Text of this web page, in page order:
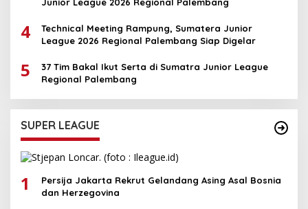
4
Technical Meeting Rampung, Sumatera Junior
League 2026 Regional Palembang Siap Digelar
5
37 Tim Bakal Ikut Serta di Sumatra Junior League
Regional Palembang
SUPER LEAGUE
1
Persija Jakarta Rekrut Gelandang Asing Asal Bosnia
dan Herzegovina